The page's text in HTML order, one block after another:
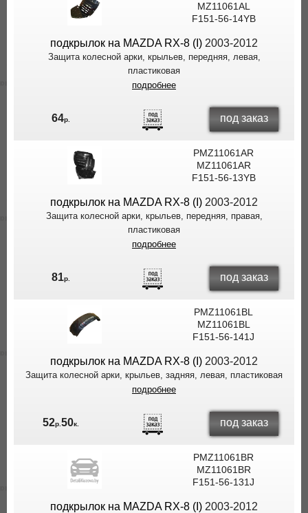
MZ11061AL
F151-56-14YB
подкрылок на MAZDA RX-8 (I) 2003-2012
Защита колесной арки, крыльев, передняя, левая,
пластиковая
подробнее
64р. под заказ
PMZ11061AR
MZ11061AR
F151-56-13YB
подкрылок на MAZDA RX-8 (I) 2003-2012
Защита колесной арки, крыльев, передняя, правая,
пластиковая
подробнее
81р. под заказ
PMZ11061BL
MZ11061BL
F151-56-141J
подкрылок на MAZDA RX-8 (I) 2003-2012
Защита колесной арки, крыльев, задняя, левая, пластиковая
подробнее
52р.50к. под заказ
PMZ11061BR
MZ11061BR
F151-56-131J
подкрылок на MAZDA RX-8 (I) 2003-2012